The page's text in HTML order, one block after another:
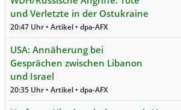
und Verletzte in der Ostukraine
20:47 Uhr • Artikel • dpa-AFX
USA: Annäherung bei
Gesprächen zwischen Libanon
und Israel
20:35 Uhr • Artikel • dpa-AFX